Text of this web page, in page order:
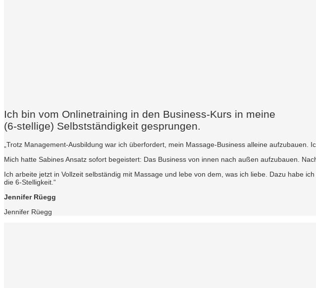
Ich bin vom Onlinetraining in den Business-Kurs in meine
(6-stellige) Selbstständigkeit gesprungen.
„Trotz Management-Ausbildung war ich überfordert, mein Massage-Business alleine
Mich hatte Sabines Ansatz sofort begeistert: Das Business von innen nach außen aufzubauen.
Ich arbeite jetzt in Vollzeit selbständig mit Massage und lebe von dem, was ich liebe. Dazu habe
die 6-Stelligkeit.“
Jennifer Rüegg
Jennifer Rüegg